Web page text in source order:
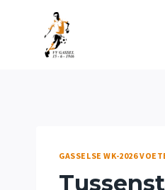
GASSELSE WK-2026